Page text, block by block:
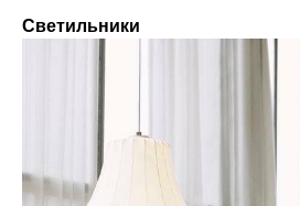
Светильники